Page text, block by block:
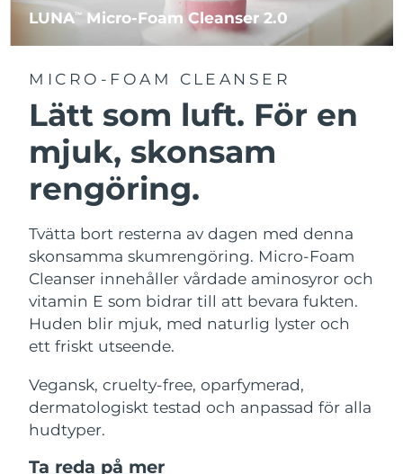
LUNATM Micro-Foam Cleanser 2.0
MICRO-FOAM CLEANSER
Lätt som luft. För en
mjuk, skonsam
rengöring.
Tvätta bort resterna av dagen med denna
skonsamma skumrengöring. Micro-Foam
Cleanser innehåller vårdade aminosyror och
vitamin E som bidrar till att bevara fukten.
Huden blir mjuk, med naturlig lyster och
ett friskt utseende.
Vegansk, cruelty-free, oparfymerad,
dermatologiskt testad och anpassad för alla
hudtyper.
Ta reda på mer